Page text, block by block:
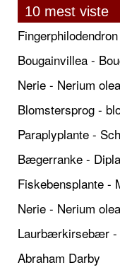
10 mest viste
Bougainvillea -
Nerie - Nerium
Blomstersprog -
Paraplyplante -
Bægerranke -
Fiskebensplante -
Nerie - Nerium
Laurbærkirsebær -
Abraham Darby